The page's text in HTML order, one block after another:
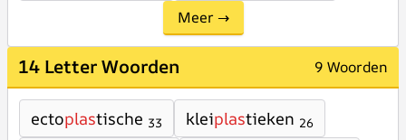
Meer →
14 Letter Woorden 9 Woorden
ectoplastische 33 kleiplastieken 26